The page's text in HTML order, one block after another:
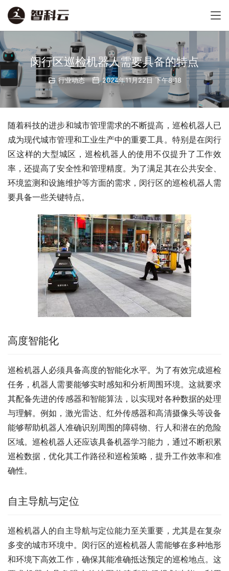
闵行区巡检机器人需要具备的特点
行业动态 2024年11月22日 下午8:18
随着科技的进步和城市管理需求的不断提高，巡检机器人已
成为现代城市管理和工业生产中的重要工具。特别是在闵行
区这样的大型城区，巡检机器人的使用不仅提升了工作效
率，还提高了安全性和管理精度。为了满足其在公共安全、
环境监测和设施维护等方面的需求，闵行区的巡检机器人需
要具备一些关键特点。
高度智能化
巡检机器人必须具备高度的智能化水平。为了有效完成巡检
任务，机器人需要能够实时感知和分析周围环境。这就要求
其配备先进的传感器和智能算法，以实现对各种数据的处理
与理解。例如，激光雷达、红外传感器和高清摄像头等设备
能够帮助机器人准确识别周围的障碍物、行人和潜在的危险
区域。巡检机器人还应该具备机器学习能力，通过不断积累
巡检数据，优化其工作路径和巡检策略，提升工作效率和准
确性。
自主导航与定位
巡检机器人的自主导航与定位能力至关重要，尤其是在复杂
多变的城市环境中。闵行区的巡检机器人需能够在多种地形
和环境下高效工作，确保其能准确抵达预定的巡检地点。这